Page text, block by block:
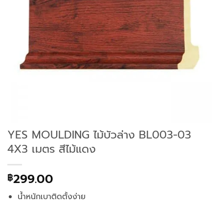
YES MOULDING ไม้บัวล่าง BL003-03
4X3 เมตร สีไม้แดง
฿299.00
น้ำหนักเบาติดตั้งง่าย